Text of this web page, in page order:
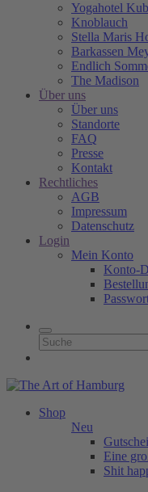
Yogahotel
Knoblauch
Stella Maris
Barkassen
Endlich
The Madison
Über uns
Über uns
Standorte
FAQ
Presse
Kontakt
Rechtliches
AGB
Impressum
Datenschutz
Login
Mein Konto
Konto-
Shop
Neu
Eine
Shit